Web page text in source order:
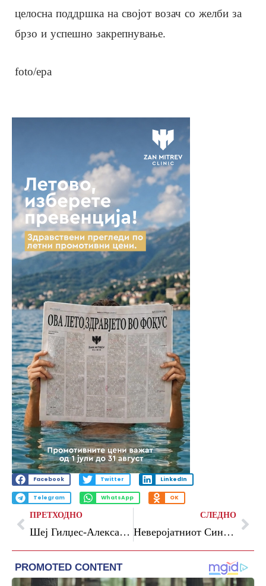
целосна поддршка на својот возач со желби за
брзо и успешно закрепнување.
foto/epa
Facebook Twitter LinkedIn
Telegram WhatsApp OK
ПРЕТХОДНО
Шеј Гилџес-Александер е МВП
СЛЕДНО
Неверојатниот Синер го освои и Мастерсот во Рим